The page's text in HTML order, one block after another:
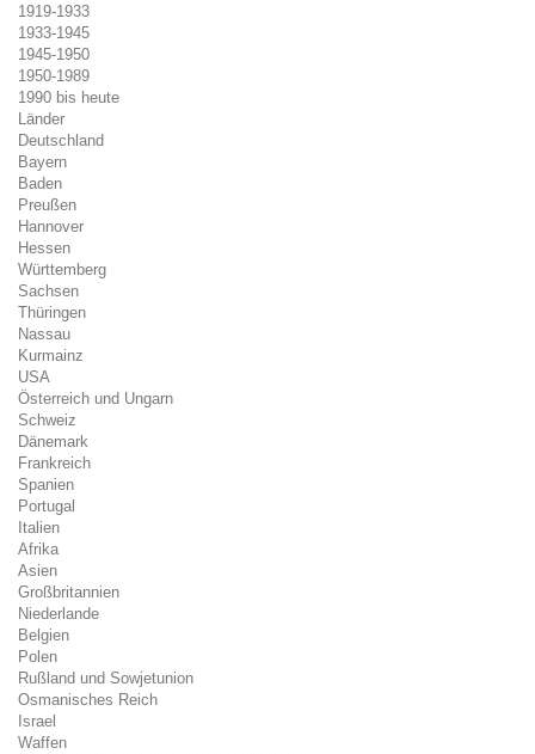
1919-1933
1933-1945
1945-1950
1950-1989
1990 bis heute
Länder
Deutschland
Bayern
Baden
Preußen
Hannover
Hessen
Württemberg
Sachsen
Thüringen
Nassau
Kurmainz
USA
Österreich und Ungarn
Schweiz
Dänemark
Frankreich
Spanien
Portugal
Italien
Afrika
Asien
Großbritannien
Niederlande
Belgien
Polen
Rußland und Sowjetunion
Osmanisches Reich
Israel
Waffen